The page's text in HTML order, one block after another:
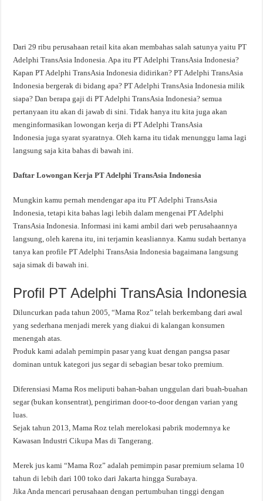
Dari 29 ribu perusahaan retail kita akan membahas salah satunya yaitu PT
Adelphi TransAsia Indonesia. Apa itu PT Adelphi TransAsia Indonesia?
Kapan PT Adelphi TransAsia Indonesia didirikan? PT Adelphi TransAsia
Indonesia bergerak di bidang apa? PT Adelphi TransAsia Indonesia milik
siapa? Dan berapa gaji di PT Adelphi TransAsia Indonesia? semua
pertanyaan itu akan di jawab di sini. Tidak hanya itu kita juga akan
menginformasikan lowongan kerja di PT Adelphi TransAsia
Indonesia juga syarat syaratnya. Oleh karna itu tidak menunggu lama lagi
langsung saja kita bahas di bawah ini.
Daftar Lowongan Kerja PT Adelphi TransAsia Indonesia
Mungkin kamu pernah mendengar apa itu PT Adelphi TransAsia
Indonesia, tetapi kita bahas lagi lebih dalam mengenai PT Adelphi
TransAsia Indonesia. Informasi ini kami ambil dari web perusahaannya
langsung, oleh karena itu, ini terjamin keasliannya. Kamu sudah bertanya
tanya kan profile PT Adelphi TransAsia Indonesia bagaimana langsung
saja simak di bawah ini.
Profil PT Adelphi TransAsia Indonesia
Diluncurkan pada tahun 2005, “Mama Roz” telah berkembang dari awal
yang sederhana menjadi merek yang diakui di kalangan konsumen
menengah atas.
Produk kami adalah pemimpin pasar yang kuat dengan pangsa pasar
dominan untuk kategori jus segar di sebagian besar toko premium.
Diferensiasi Mama Ros meliputi bahan-bahan unggulan dari buah-buahan
segar (bukan konsentrat), pengiriman door-to-door dengan varian yang
luas.
Sejak tahun 2013, Mama Roz telah merelokasi pabrik modernnya ke
Kawasan Industri Cikupa Mas di Tangerang.
Merek jus kami “Mama Roz” adalah pemimpin pasar premium selama 10
tahun di lebih dari 100 toko dari Jakarta hingga Surabaya.
Jika Anda mencari perusahaan dengan pertumbuhan tinggi dengan